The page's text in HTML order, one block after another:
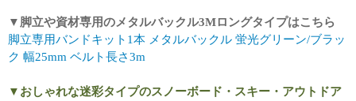
▼脚立や資材専用のメタルバックル3Mロングタイプはこちら
脚立専用バンドキット1本 メタルバックル 蛍光グリーン/ブラッ
ク 幅25mm ベルト長さ3m
▼おしゃれな迷彩タイプのスノーボード・スキー・アウトドア